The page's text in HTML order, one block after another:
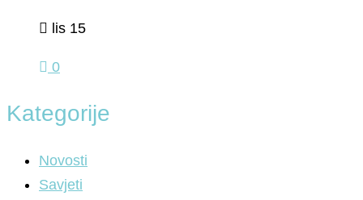
lis 15
0
Kategorije
Novosti
Savjeti